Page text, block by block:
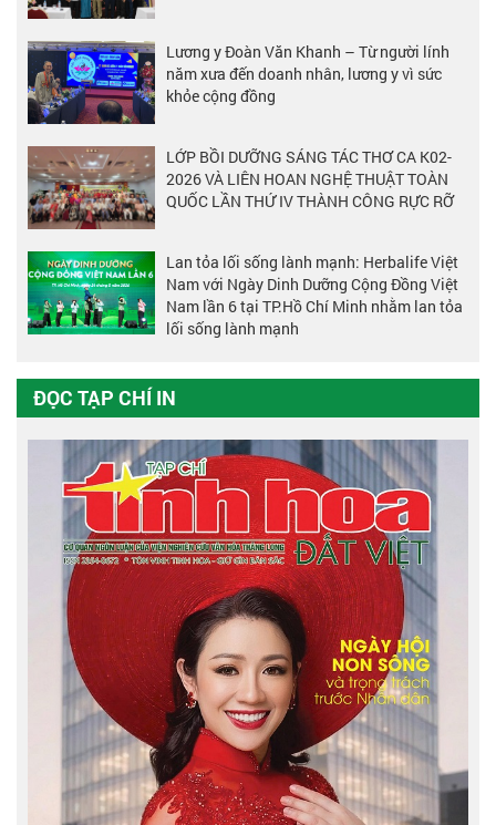
Lương y Đoàn Văn Khanh – Từ người lính
năm xưa đến doanh nhân, lương y vì sức
khỏe cộng đồng
LỚP BỒI DƯỠNG SÁNG TÁC THƠ CA K02-
2026 VÀ LIÊN HOAN NGHỆ THUẬT TOÀN
QUỐC LẦN THỨ IV THÀNH CÔNG RỰC RỠ
Lan tỏa lối sống lành mạnh: Herbalife Việt
Nam với Ngày Dinh Dưỡng Cộng Đồng Việt
Nam lần 6 tại TP.Hồ Chí Minh nhằm lan tỏa
lối sống lành mạnh
ĐỌC TẠP CHÍ IN